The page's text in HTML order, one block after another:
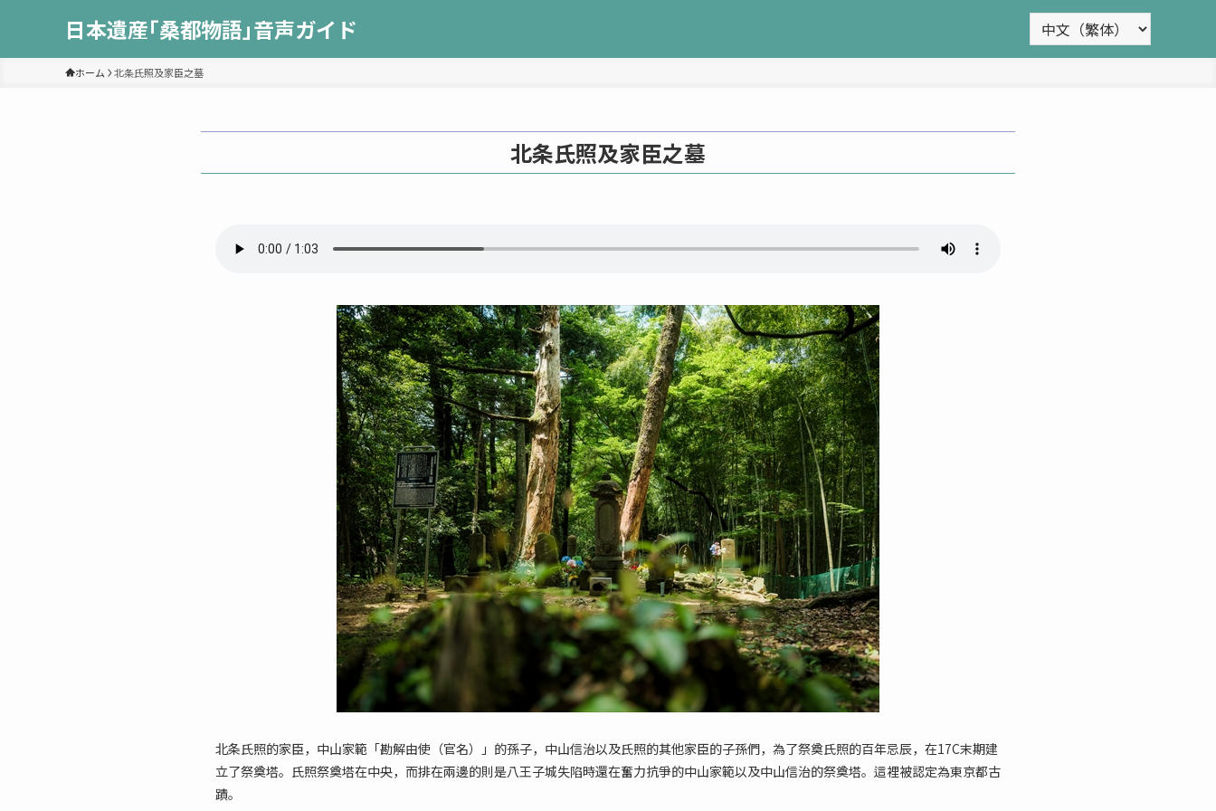
日本遺産｢桑都物語｣音声ガイド
Choose
ホーム 北条氏照及家臣之墓
北条氏照及家臣之墓
北条氏照的家臣，中山家範「勘解由使（官名）」的孫子，中山信治以及氏照的其他家臣的子孫們，為了祭奠氏照的百年忌辰，在17C末期建
立了祭奠塔。氏照祭奠塔在中央，而排在兩邊的則是八王子城失陷時還在奮力抗爭的中山家範以及中山信治的祭奠塔。這裡被認定為東京都古
蹟。